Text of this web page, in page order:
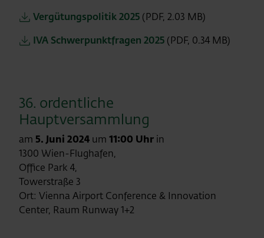
Vergütungspolitik 2025 (PDF, 2.03 MB)
IVA Schwerpunktfragen 2025 (PDF, 0.34 MB)
36. ordentliche
Hauptversammlung
am 5. Juni 2024 um 11:00 Uhr in
1300 Wien-Flughafen,
Office Park 4,
Towerstraße 3
Ort: Vienna Airport Conference & Innovation
Center, Raum Runway 1+2